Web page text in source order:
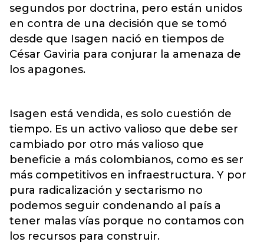
segundos por doctrina, pero están unidos
en contra de una decisión que se tomó
desde que Isagen nació en tiempos de
César Gaviria para conjurar la amenaza de
los apagones.
Isagen está vendida, es solo cuestión de
tiempo. Es un activo valioso que debe ser
cambiado por otro más valioso que
beneficie a más colombianos, como es ser
más competitivos en infraestructura. Y por
pura radicalización y sectarismo no
podemos seguir condenando al país a
tener malas vías porque no contamos con
los recursos para construir.